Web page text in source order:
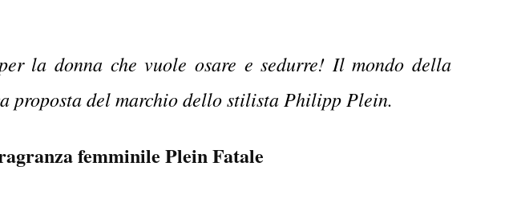
la donna che vuole osare e sedurre! Il mondo della
proposta del marchio dello stilista Philipp Plein.
femminile Plein Fatale